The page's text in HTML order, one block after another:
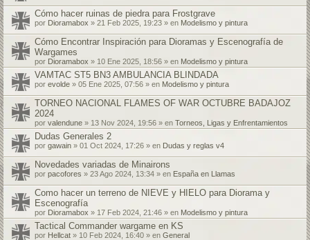
Cómo hacer ruinas de piedra para Frostgrave
por Dioramabox » 21 Feb 2025, 19:23 » en Modelismo y pintura
Cómo Encontrar Inspiración para Dioramas y Escenografía de
Wargames
por Dioramabox » 10 Ene 2025, 18:56 » en Modelismo y pintura
VAMTAC ST5 BN3 AMBULANCIA BLINDADA
por evolde » 05 Ene 2025, 07:56 » en Modelismo y pintura
TORNEO NACIONAL FLAMES OF WAR OCTUBRE BADAJOZ
2024
por valendune » 13 Nov 2024, 19:56 » en Torneos, Ligas y Enfrentamientos
Dudas Generales 2
por gawain » 01 Oct 2024, 17:26 » en Dudas y reglas v4
Novedades variadas de Minairons
por pacofores » 23 Ago 2024, 13:34 » en España en Llamas
Como hacer un terreno de NIEVE y HIELO para Diorama y
Escenografía
por Dioramabox » 17 Feb 2024, 21:46 » en Modelismo y pintura
Tactical Commander wargame en KS
por Hellcat » 10 Feb 2024, 16:40 » en General